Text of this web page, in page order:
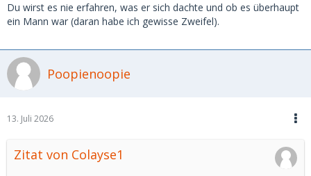
Du wirst es nie erfahren, was er sich dachte und ob es überhaupt
ein Mann war (daran habe ich gewisse Zweifel).
Poopienoopie
13. Juli 2026
Zitat von Colayse1